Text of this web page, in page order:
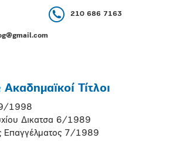
210 686 7163
Τίτλοι
9/1998
Δικατσα 6/1989
Επαγγέλματος 7/1989